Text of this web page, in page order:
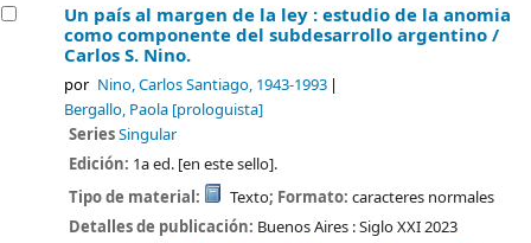
Un país al margen de la ley : estudio de la anomia
como componente del subdesarrollo argentino /
Carlos S. Nino.
por Nino, Carlos Santiago, 1943-1993
Bergallo, Paola [prologuista]
SeriesSingular
Edición: 1a ed. [en este sello].
Tipo de material:
Texto; Formato: caracteres normales
Detalles de publicación: Buenos Aires :Siglo XXI2023